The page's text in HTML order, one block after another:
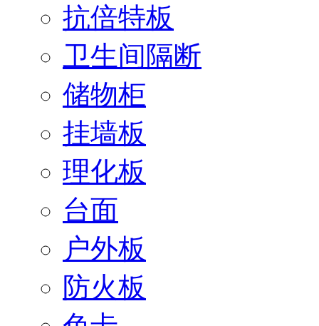
抗倍特板
卫生间隔断
储物柜
挂墙板
理化板
台面
户外板
防火板